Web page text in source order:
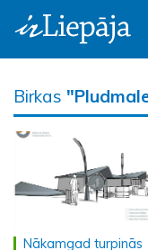
Birkas
Nākamgad turpinās